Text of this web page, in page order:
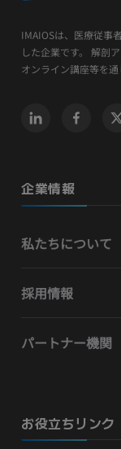
IMAIOSは、医療従事
した企業です。 解剖
オンライン講座等を
企業情報
私たちについて
採用情報
パートナー機関
お役立ちリンク